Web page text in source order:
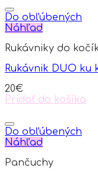
page
product
has
multiple
The
may
chosen
on
product
page
Do obľúbených
Náhľad
Rukávniky do
Rukávnik DUO ku
20€
Pridať do košíka
Do obľúbených
Náhľad
Pančuchy